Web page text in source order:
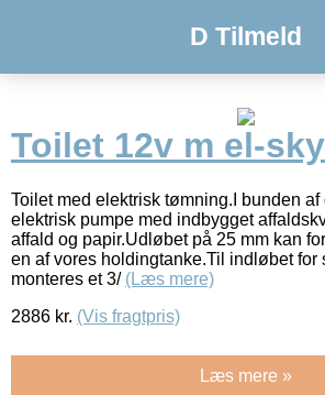
D Tilmeld
Toilet 12v m el-
Toilet med elektrisk tømning.I bunden af
elektrisk pumpe med indbygget
affald og papir.Udløbet på 25 mm kan
en af vores holdingtanke.Til indløbet for
monteres et 3/ (Læs mere)
2886 kr. (Vis fragtpris)
Læs mere »